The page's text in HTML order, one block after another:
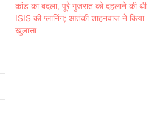
कांड का बदला, पूरे गुजरात को दहलाने की थी
ISIS की प्लानिंग; आतंकी शाहनवाज ने किया
खुलासा